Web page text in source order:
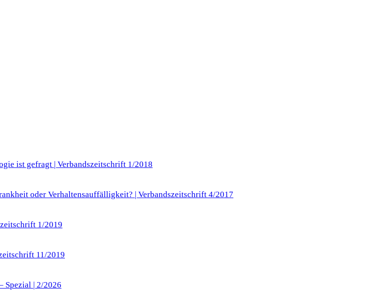
ist gefragt | Verbandszeitschrift 1/2018
oder Verhaltensauffälligkeit? | Verbandszeitschrift 4/2017
1/2019
11/2019
Spezial | 2/2026